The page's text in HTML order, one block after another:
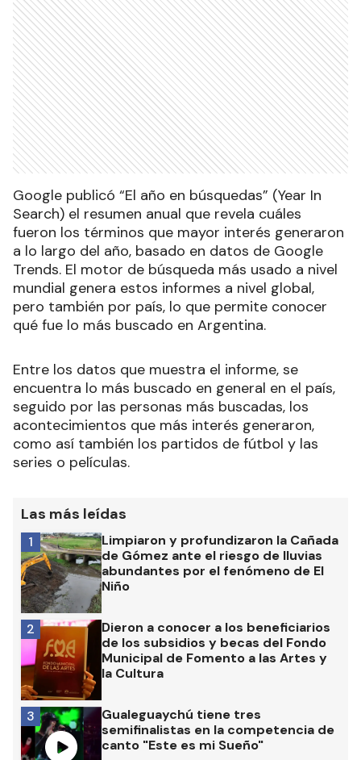
Google publicó “El año en búsquedas” (Year In
Search) el resumen anual que revela cuáles
fueron los términos que mayor interés generaron
a lo largo del año, basado en datos de Google
Trends. El motor de búsqueda más usado a nivel
mundial genera estos informes a nivel global,
pero también por país, lo que permite conocer
qué fue lo más buscado en Argentina.
Entre los datos que muestra el informe, se
encuentra lo más buscado en general en el país,
seguido por las personas más buscadas, los
acontecimientos que más interés generaron,
como así también los partidos de fútbol y las
series o películas.
Las más leídas
Limpiaron y profundizaron la Cañada
de Gómez ante el riesgo de lluvias
abundantes por el fenómeno de El
Niño
1
Dieron a conocer a los beneficiarios
de los subsidios y becas del Fondo
Municipal de Fomento a las Artes y
la Cultura
2
Gualeguaychú tiene tres
semifinalistas en la competencia de
canto "Este es mi Sueño"
3